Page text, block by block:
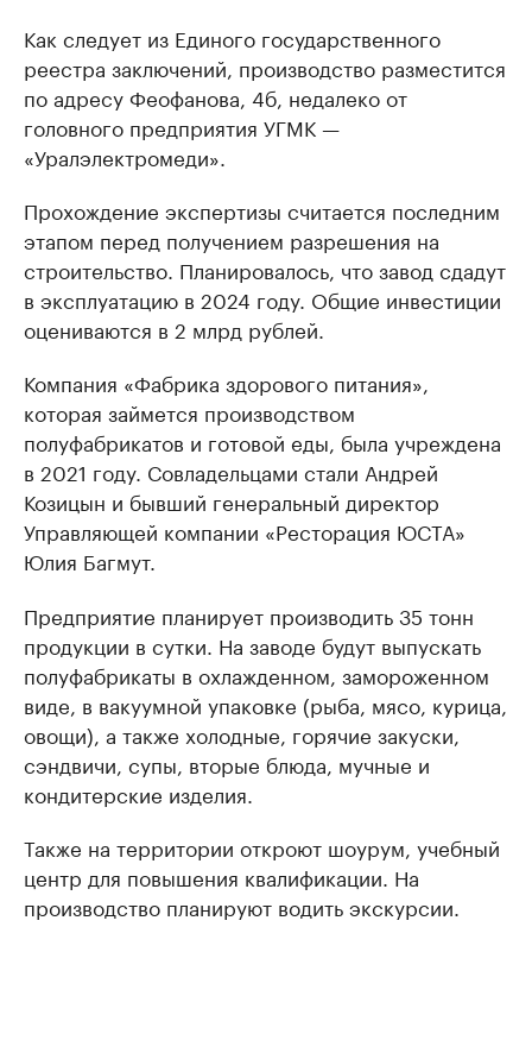
Как следует из Единого государственного
реестра заключений, производство разместится
по адресу Феофанова, 4б, недалеко от
головного предприятия УГМК —
«Уралэлектромеди».
Прохождение экспертизы считается последним
этапом перед получением разрешения на
строительство. Планировалось, что завод сдадут
в эксплуатацию в 2024 году. Общие инвестиции
оцениваются в 2 млрд рублей.
Компания «Фабрика здорового питания»,
которая займется производством
полуфабрикатов и готовой еды, была учреждена
в 2021 году. Совладельцами стали Андрей
Козицын и бывший генеральный директор
Управляющей компании «Ресторация ЮСТА»
Юлия Багмут.
Предприятие планирует производить 35 тонн
продукции в сутки. На заводе будут выпускать
полуфабрикаты в охлажденном, замороженном
виде, в вакуумной упаковке (рыба, мясо, курица,
овощи), а также холодные, горячие закуски,
сэндвичи, супы, вторые блюда, мучные и
кондитерские изделия.
Также на территории откроют шоурум, учебный
центр для повышения квалификации. На
производство планируют водить экскурсии.